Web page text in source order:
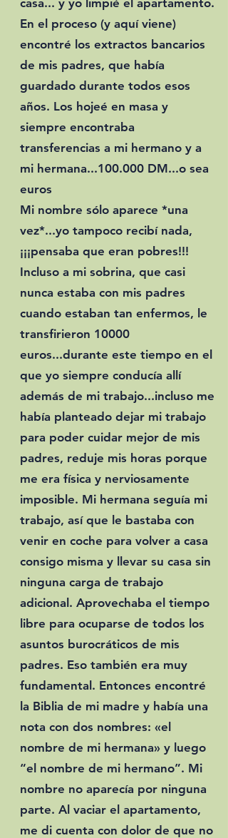
casa... y yo limpié el apartamento.
En el proceso (y aquí viene)
encontré los extractos bancarios
de mis padres, que había
guardado durante todos esos
años. Los hojeé en masa y
siempre encontraba
transferencias a mi hermano y a
mi hermana...100.000 DM...o sea
euros
Mi nombre sólo aparece *una
vez*...yo tampoco recibí nada,
¡¡¡pensaba que eran pobres!!!
Incluso a mi sobrina, que casi
nunca estaba con mis padres
cuando estaban tan enfermos, le
transfirieron 10000
euros...durante este tiempo en el
que yo siempre conducía allí
además de mi trabajo...incluso me
había planteado dejar mi trabajo
para poder cuidar mejor de mis
padres, reduje mis horas porque
me era física y nerviosamente
imposible. Mi hermana seguía mi
trabajo, así que le bastaba con
venir en coche para volver a casa
consigo misma y llevar su casa sin
ninguna carga de trabajo
adicional. Aprovechaba el tiempo
libre para ocuparse de todos los
asuntos burocráticos de mis
padres. Eso también era muy
fundamental. Entonces encontré
la Biblia de mi madre y había una
nota con dos nombres: «el
nombre de mi hermana» y luego
“el nombre de mi hermano”. Mi
nombre no aparecía por ninguna
parte. Al vaciar el apartamento,
me di cuenta con dolor de que no